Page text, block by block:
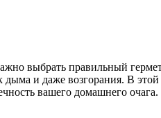
выбрать правильный
и даже возгорания. В этой
вашего домашнего очага.